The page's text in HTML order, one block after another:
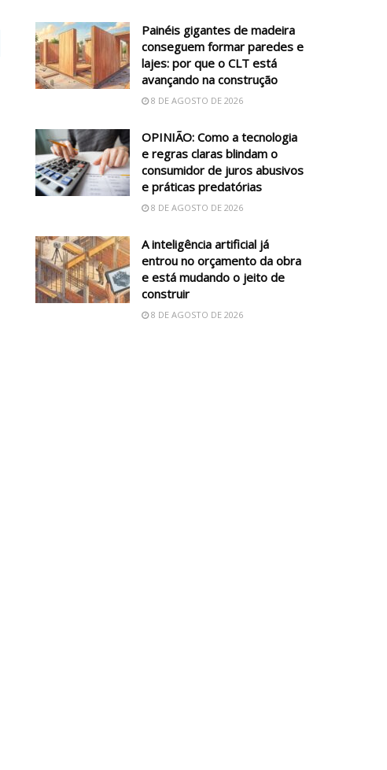
Painéis gigantes de madeira
conseguem formar paredes e
lajes: por que o CLT está
avançando na construção
8 DE AGOSTO DE 2026
OPINIÃO: Como a tecnologia
e regras claras blindam o
consumidor de juros abusivos
e práticas predatórias
8 DE AGOSTO DE 2026
A inteligência artificial já
entrou no orçamento da obra
e está mudando o jeito de
construir
8 DE AGOSTO DE 2026